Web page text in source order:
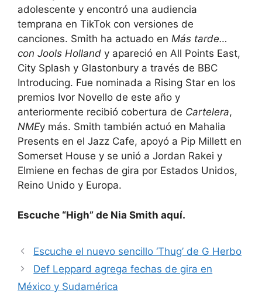
adolescente y encontró una audiencia
temprana en TikTok con versiones de
canciones. Smith ha actuado en Más tarde…
con Jools Holland y apareció en All Points East,
City Splash y Glastonbury a través de BBC
Introducing. Fue nominada a Rising Star en los
premios Ivor Novello de este año y
anteriormente recibió cobertura de Cartelera,
NMEy más. Smith también actuó en Mahalia
Presents en el Jazz Cafe, apoyó a Pip Millett en
Somerset House y se unió a Jordan Rakei y
Elmiene en fechas de gira por Estados Unidos,
Reino Unido y Europa.
Escuche “High” de Nia Smith aquí.
Escuche el nuevo sencillo ‘Thug’ de G Herbo
Def Leppard agrega fechas de gira en
México y Sudamérica